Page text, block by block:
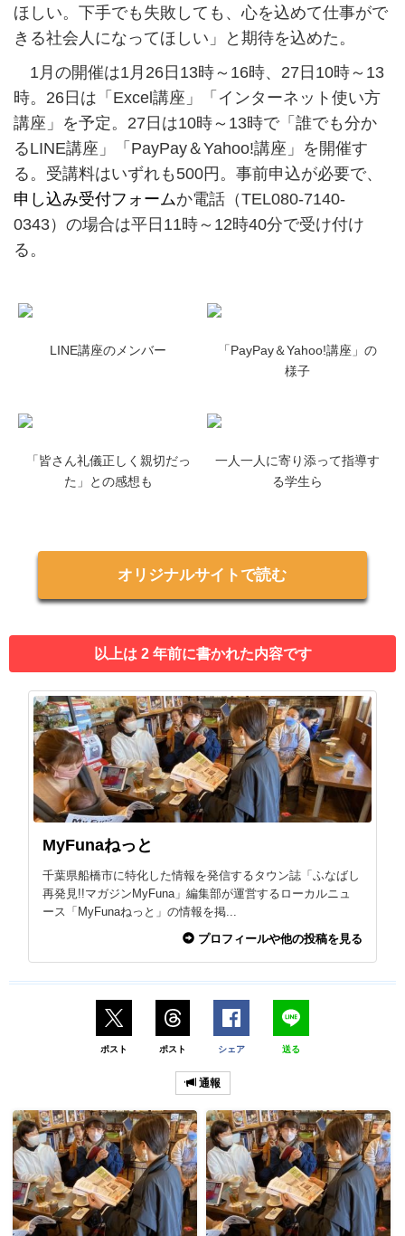
ほしい。下手でも失敗しても、心を込めて仕事がで
きる社会人になってほしい」と期待を込めた。
1月の開催は1月26日13時～16時、27日10時～13
時。26日は「Excel講座」「インターネット使い方
講座」を予定。27日は10時～13時で「誰でも分か
るLINE講座」「PayPay＆Yahoo!講座」を開催す
る。受講料はいずれも500円。事前申込が必要で、
申し込み受付フォームか電話（TEL080-7140-
0343）の場合は平日11時～12時40分で受け付け
る。
LINE講座のメンバー
「PayPay＆Yahoo!講座」の
様子
「皆さん礼儀正しく親切だっ
た」との感想も
一人一人に寄り添って指導す
る学生ら
オリジナルサイトで読む
以上は 2 年前に書かれた内容です
MyFunaねっと
千葉県船橋市に特化した情報を発信するタウン誌「ふなばし
再発見!!マガジンMyFuna」編集部が運営するローカルニュ
ース「MyFunaねっと」の情報を掲...
プロフィールや他の投稿を見る
ポスト ポスト シェア 送る
通報